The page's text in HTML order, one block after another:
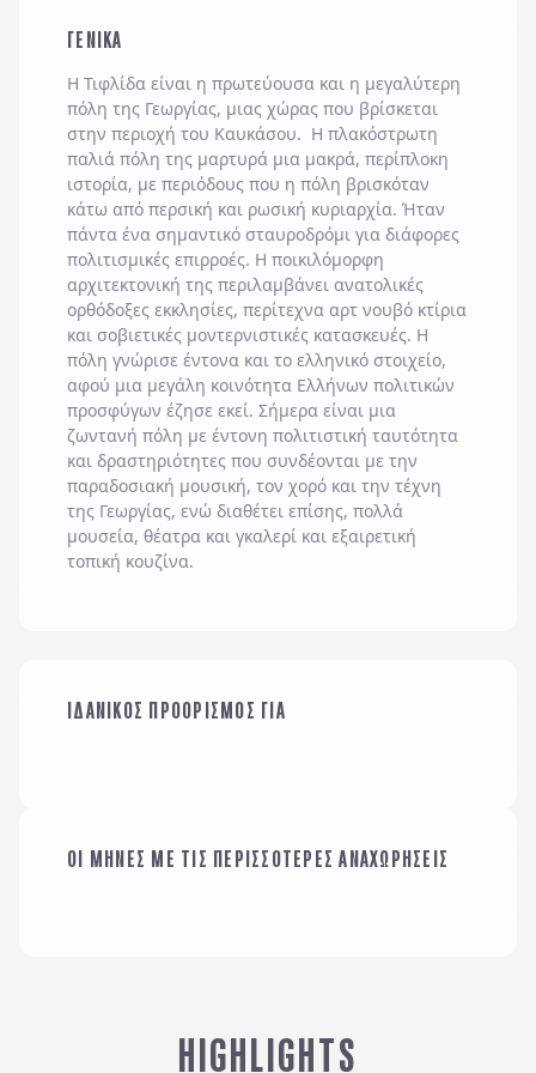
ΓΕΝΙΚΑ
Η Τιφλίδα είναι η πρωτεύουσα και η μεγαλύτερη
πόλη της Γεωργίας, μιας χώρας που βρίσκεται
στην περιοχή του Καυκάσου. Η πλακόστρωτη
παλιά πόλη της μαρτυρά μια μακρά, περίπλοκη
ιστορία, με περιόδους που η πόλη βρισκόταν
κάτω από περσική και ρωσική κυριαρχία. Ήταν
πάντα ένα σημαντικό σταυροδρόμι για διάφορες
πολιτισμικές επιρροές. Η ποικιλόμορφη
αρχιτεκτονική της περιλαμβάνει ανατολικές
ορθόδοξες εκκλησίες, περίτεχνα αρτ νουβό κτίρια
και σοβιετικές μοντερνιστικές κατασκευές. Η
πόλη γνώρισε έντονα και το ελληνικό στοιχείο,
αφού μια μεγάλη κοινότητα Ελλήνων πολιτικών
προσφύγων έζησε εκεί. Σήμερα είναι μια
ζωντανή πόλη με έντονη πολιτιστική ταυτότητα
και δραστηριότητες που συνδέονται με την
παραδοσιακή μουσική, τον χορό και την τέχνη
της Γεωργίας, ενώ διαθέτει επίσης, πολλά
μουσεία, θέατρα και γκαλερί και εξαιρετική
τοπική κουζίνα.
ΙΔΑΝΙΚΟΣ ΠΡΟΟΡΙΣΜΟΣ ΓΙΑ
ΟΙΚΟΓΕΝΕΙΑ ΜΕ
ΠΑΙΔΙΑ
ΟΙ ΜΗΝΕΣ ΜΕ ΤΙΣ ΠΕΡΙΣΣΟΤΕΡΕΣ ΑΝΑΧΩΡΗΣΕΙΣ
ΙΑΝΟΥΑΡΙΟΣ
HIGHLIGHTS